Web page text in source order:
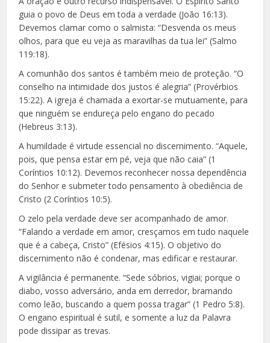
guia o povo de Deus em toda a verdade (João 16:13).
Devemos clamar como o salmista: “Desvenda os meus
olhos, para que eu veja as maravilhas da tua lei” (Salmo
119:18).
A comunhão dos santos é também meio de proteção. “O
conselho na intimidade dos justos é alegria” (Provérbios
15:22). A igreja é chamada a exortar-se mutuamente, para
que ninguém se endureça pelo engano do pecado
(Hebreus 3:13).
A humildade é virtude essencial no discernimento. “Aquele,
pois, que pensa estar em pé, veja que não caia” (1
Coríntios 10:12). Devemos reconhecer nossa dependência
do Senhor e submeter todo pensamento à obediência de
Cristo (2 Coríntios 10:5).
O zelo pela verdade deve ser acompanhado de amor.
“Falando a verdade em amor, cresçamos em tudo naquele
que é a cabeça, Cristo” (Efésios 4:15). O objetivo do
discernimento não é condenar, mas edificar e restaurar.
A vigilância é permanente. “Sede sóbrios, vigiai; porque o
diabo, vosso adversário, anda em derredor, bramando
como leão, buscando a quem possa tragar” (1 Pedro 5:8).
O engano espiritual é sutil, e somente a luz da Palavra
pode dissipar as trevas.